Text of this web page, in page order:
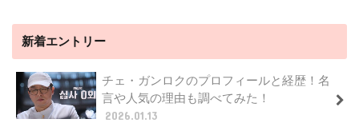
新着エントリー
チェ・ガンロクのプロフィールと経歴！名
言や人気の理由も調べてみた！
2026.01.13